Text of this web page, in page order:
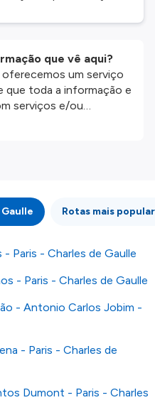
que vê aqui?
um serviço
que toda a informação e
serviços e/ou
nosso website são
da informação
com atenção todas
do parceiro antes de
detalhes verifique
Rotas mais
Paris - Charles de Gaulle
- Paris - Charles de Gaulle
-
- Paris - Charles de
Dumont - Paris - Charles